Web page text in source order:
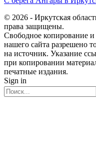
© 2026 - Иркутская
права защищены.
Свободное копирование и
нашего сайта разрешено
на источник. Указание
при копировании
печатные издания.
Sign in